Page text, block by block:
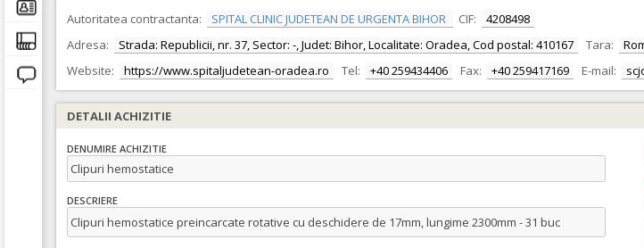
Autoritatea contractanta:
SPITAL CLINIC JUDETEAN DE URGENTA BIHOR CIF:
4208498
Adresa:
Strada: Republicii, nr. 37, Sector: -, Judet: Bihor, Localitate: Oradea, Cod postal: 410167 Tara:
Website:
https://www.spitaljudetean-oradea.ro Tel: +40 259434406 Fax: +40 259417169 E-mail:
DETALII ACHIZITIE
DENUMIRE ACHIZITIE
Clipuri hemostatice
DESCRIERE
Clipuri hemostatice preincarcate rotative cu deschidere de 17mm, lungime 2300mm - 31 buc